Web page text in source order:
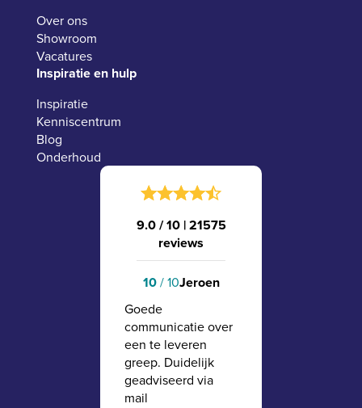
Over ons
Showroom
Vacatures
Inspiratie en hulp
Inspiratie
Kenniscentrum
Blog
Onderhoud
9.0 / 10 |21575
reviews
10/ 10Jeroen
Goede
communicatie over
een te leveren
greep. Duidelijk
geadviseerd via
mail